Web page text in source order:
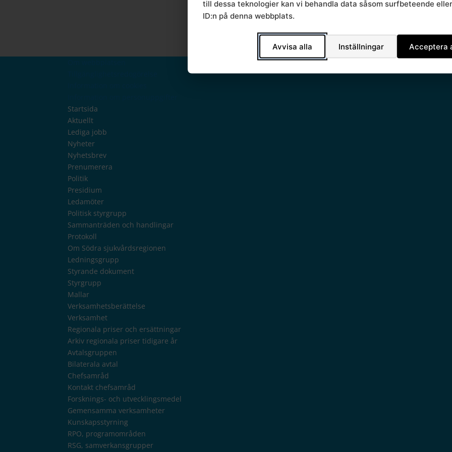
Startsida
Aktuellt
Lediga jobb
Nyheter
Nyhetsbrev
Prenumerera
Politik
Presidium
Ledamöter
Politisk styrgrupp
Sammanträden och handlingar
Protokoll
Om Södra sjukvårdsregionen
Ledningsgrupp
Styrande dokument
Styrgrupp
Mallar
Verksamhetsberättelse
Verksamhet
Regionala priser och ersättningar
Arkiv regionala priser tidigare år
Avtalsgruppen
Bilaterala avtal
Chefsamråd
Kontakt chefsamråd
Forsknings- och utvecklingsmedel
Gemensamma verksamheter
Kunskapsstyrning
RPO, programområden
RSG, samverkansgrupper
till dessa teknologier kan vi behandla data såsom surfbeteende
ID:n på denna webbplats.
Avvisa alla Inställningar Acceptera